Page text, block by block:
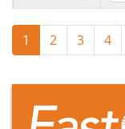
Cable XHIRV
Cable XHIRV
1 2 3 4